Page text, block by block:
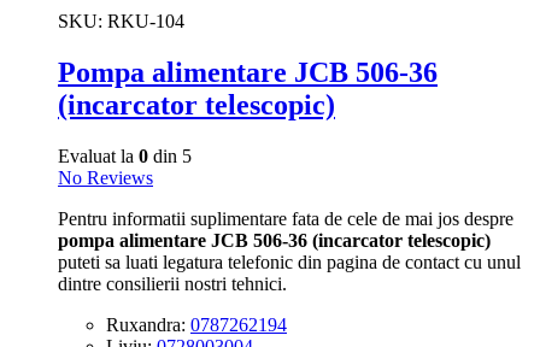
SKU: RKU-104
Pompa alimentare JCB 506-36
(incarcator telescopic)
Evaluat la 0 din 5
No Reviews
Pentru informatii suplimentare fata de cele de mai jos despre
pompa alimentare JCB 506-36 (incarcator telescopic)
puteti sa luati legatura telefonic din pagina de contact cu unul
dintre consilierii nostri tehnici.
Ruxandra: 0787262194